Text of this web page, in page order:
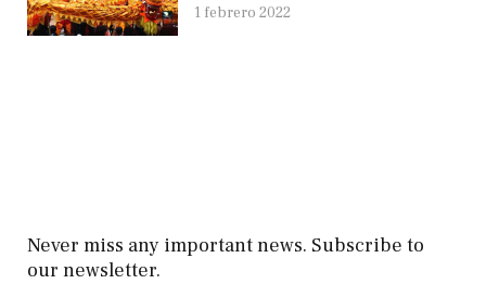
1 febrero 2022
Never miss any important news. Subscribe to
our newsletter.